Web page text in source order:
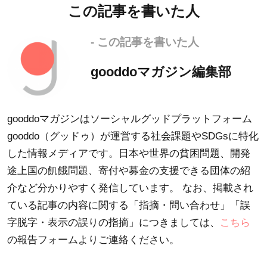
この記事を書いた人
- この記事を書いた人
gooddoマガジン編集部
gooddoマガジンはソーシャルグッドプラットフォーム
gooddo（グッドゥ）が運営する社会課題やSDGsに特化
した情報メディアです。日本や世界の貧困問題、開発
途上国の飢餓問題、寄付や募金の支援できる団体の紹
介など分かりやすく発信しています。 なお、掲載され
ている記事の内容に関する「指摘・問い合わせ」「誤
字脱字・表示の誤りの指摘」につきましては、
こちら
の報告フォームよりご連絡ください。